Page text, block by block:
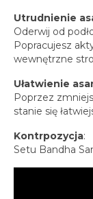
Utrudnienie
Oderwij od
Popracujesz
wewnętrzne
Ułatwienie
Poprzez
stanie się
Kontrpozycja:
Setu Bandha